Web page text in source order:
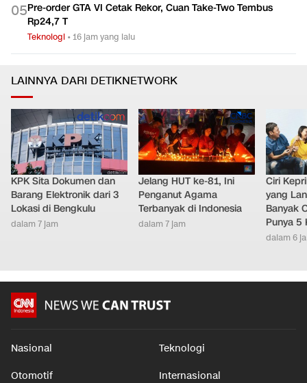
05Pre-order GTA VI Cetak Rekor, Cuan Take-Two Tembus
Rp24,7 T
Teknologi •16 jam yang lalu
LAINNYA DARI DETIKNETWORK
KPK Sita Dokumen dan
Barang Elektronik dari 3
Lokasi di Bengkulu
dalam 7 jam
Jelang HUT ke-81, Ini
Penganut Agama
Terbanyak di Indonesia
dalam 7 jam
Ciri
yang
Banyak
Punya 5
dalam 6
Nasional Teknologi
Otomotif Internasional